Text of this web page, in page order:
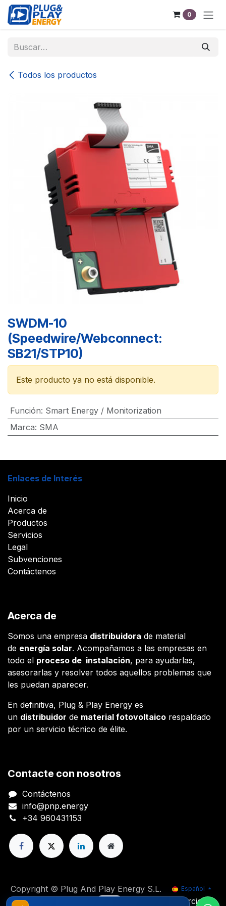
Ir al contenido
0
Todos los productos
SWDM-10
(Speedwire/Webconnect:
SB21/STP10)
Este producto ya no está disponible.
Función: Smart Energy / Monitorization
Marca: SMA
Enlaces de Interés
Inicio
Acerca de
Productos
Servicios
Legal
Subvenciones
Contáctenos
Acerca de
Somos una empresa distribuidora de material
de energía solar. Acompañamos a las empresas en
todo el proceso de instalación, para ayudarlas,
asesorarlas y resolver todos aquellos problemas que
les puedan aparecer.
En definitiva, Plug & Play Energy es
un distribuidor de material fotovoltaico respaldado
por un servicio técnico de élite.
Contacte con nosotros
Contáctenos
info@pnp.energy
+34 960431153
Copyright © Plug And Play Energy S.L. Español
Con tecnología de Comercio